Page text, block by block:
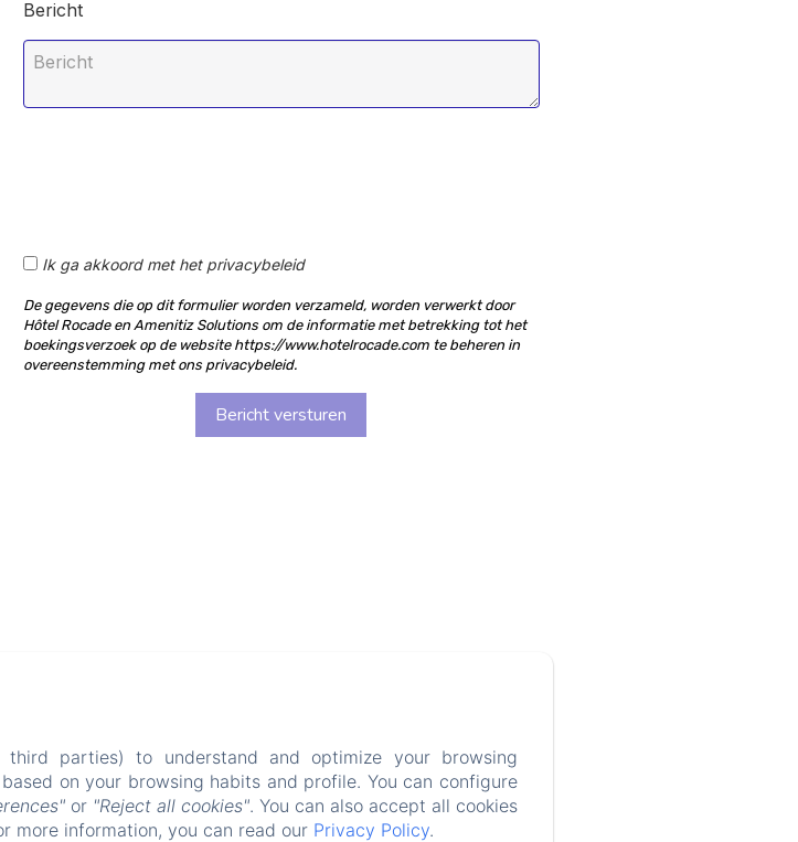
Bericht
Ik ga akkoord met het privacybeleid
De gegevens die op dit formulier worden verzameld, worden verwerkt door
Hôtel Rocade en Amenitiz Solutions om de informatie met betrekking tot het
boekingsverzoek op de website https://www.hotelrocade.com te beheren in
overeenstemming met ons privacybeleid.
parties) to understand and optimize your browsing
on your browsing habits and profile. You can configure
or "Reject all cookies". You can also accept all cookies
more information, you can read our Privacy Policy.